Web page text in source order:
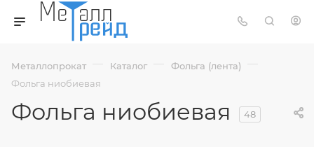
Металлопрокат — Каталог — Фольга (лента) —
Фольга ниобиевая
Фольга ниобиевая 48